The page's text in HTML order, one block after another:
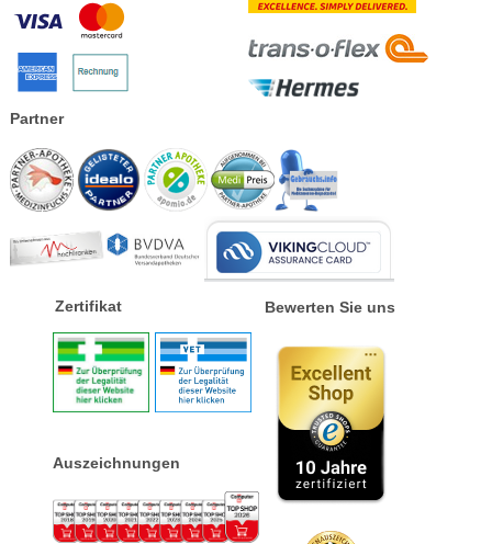
Partner
Zertifikat
Auszeichnungen
Bewerten Sie uns